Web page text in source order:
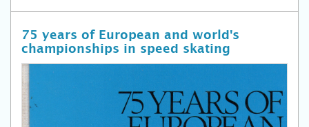
75 years of European and world's
championships in speed skating